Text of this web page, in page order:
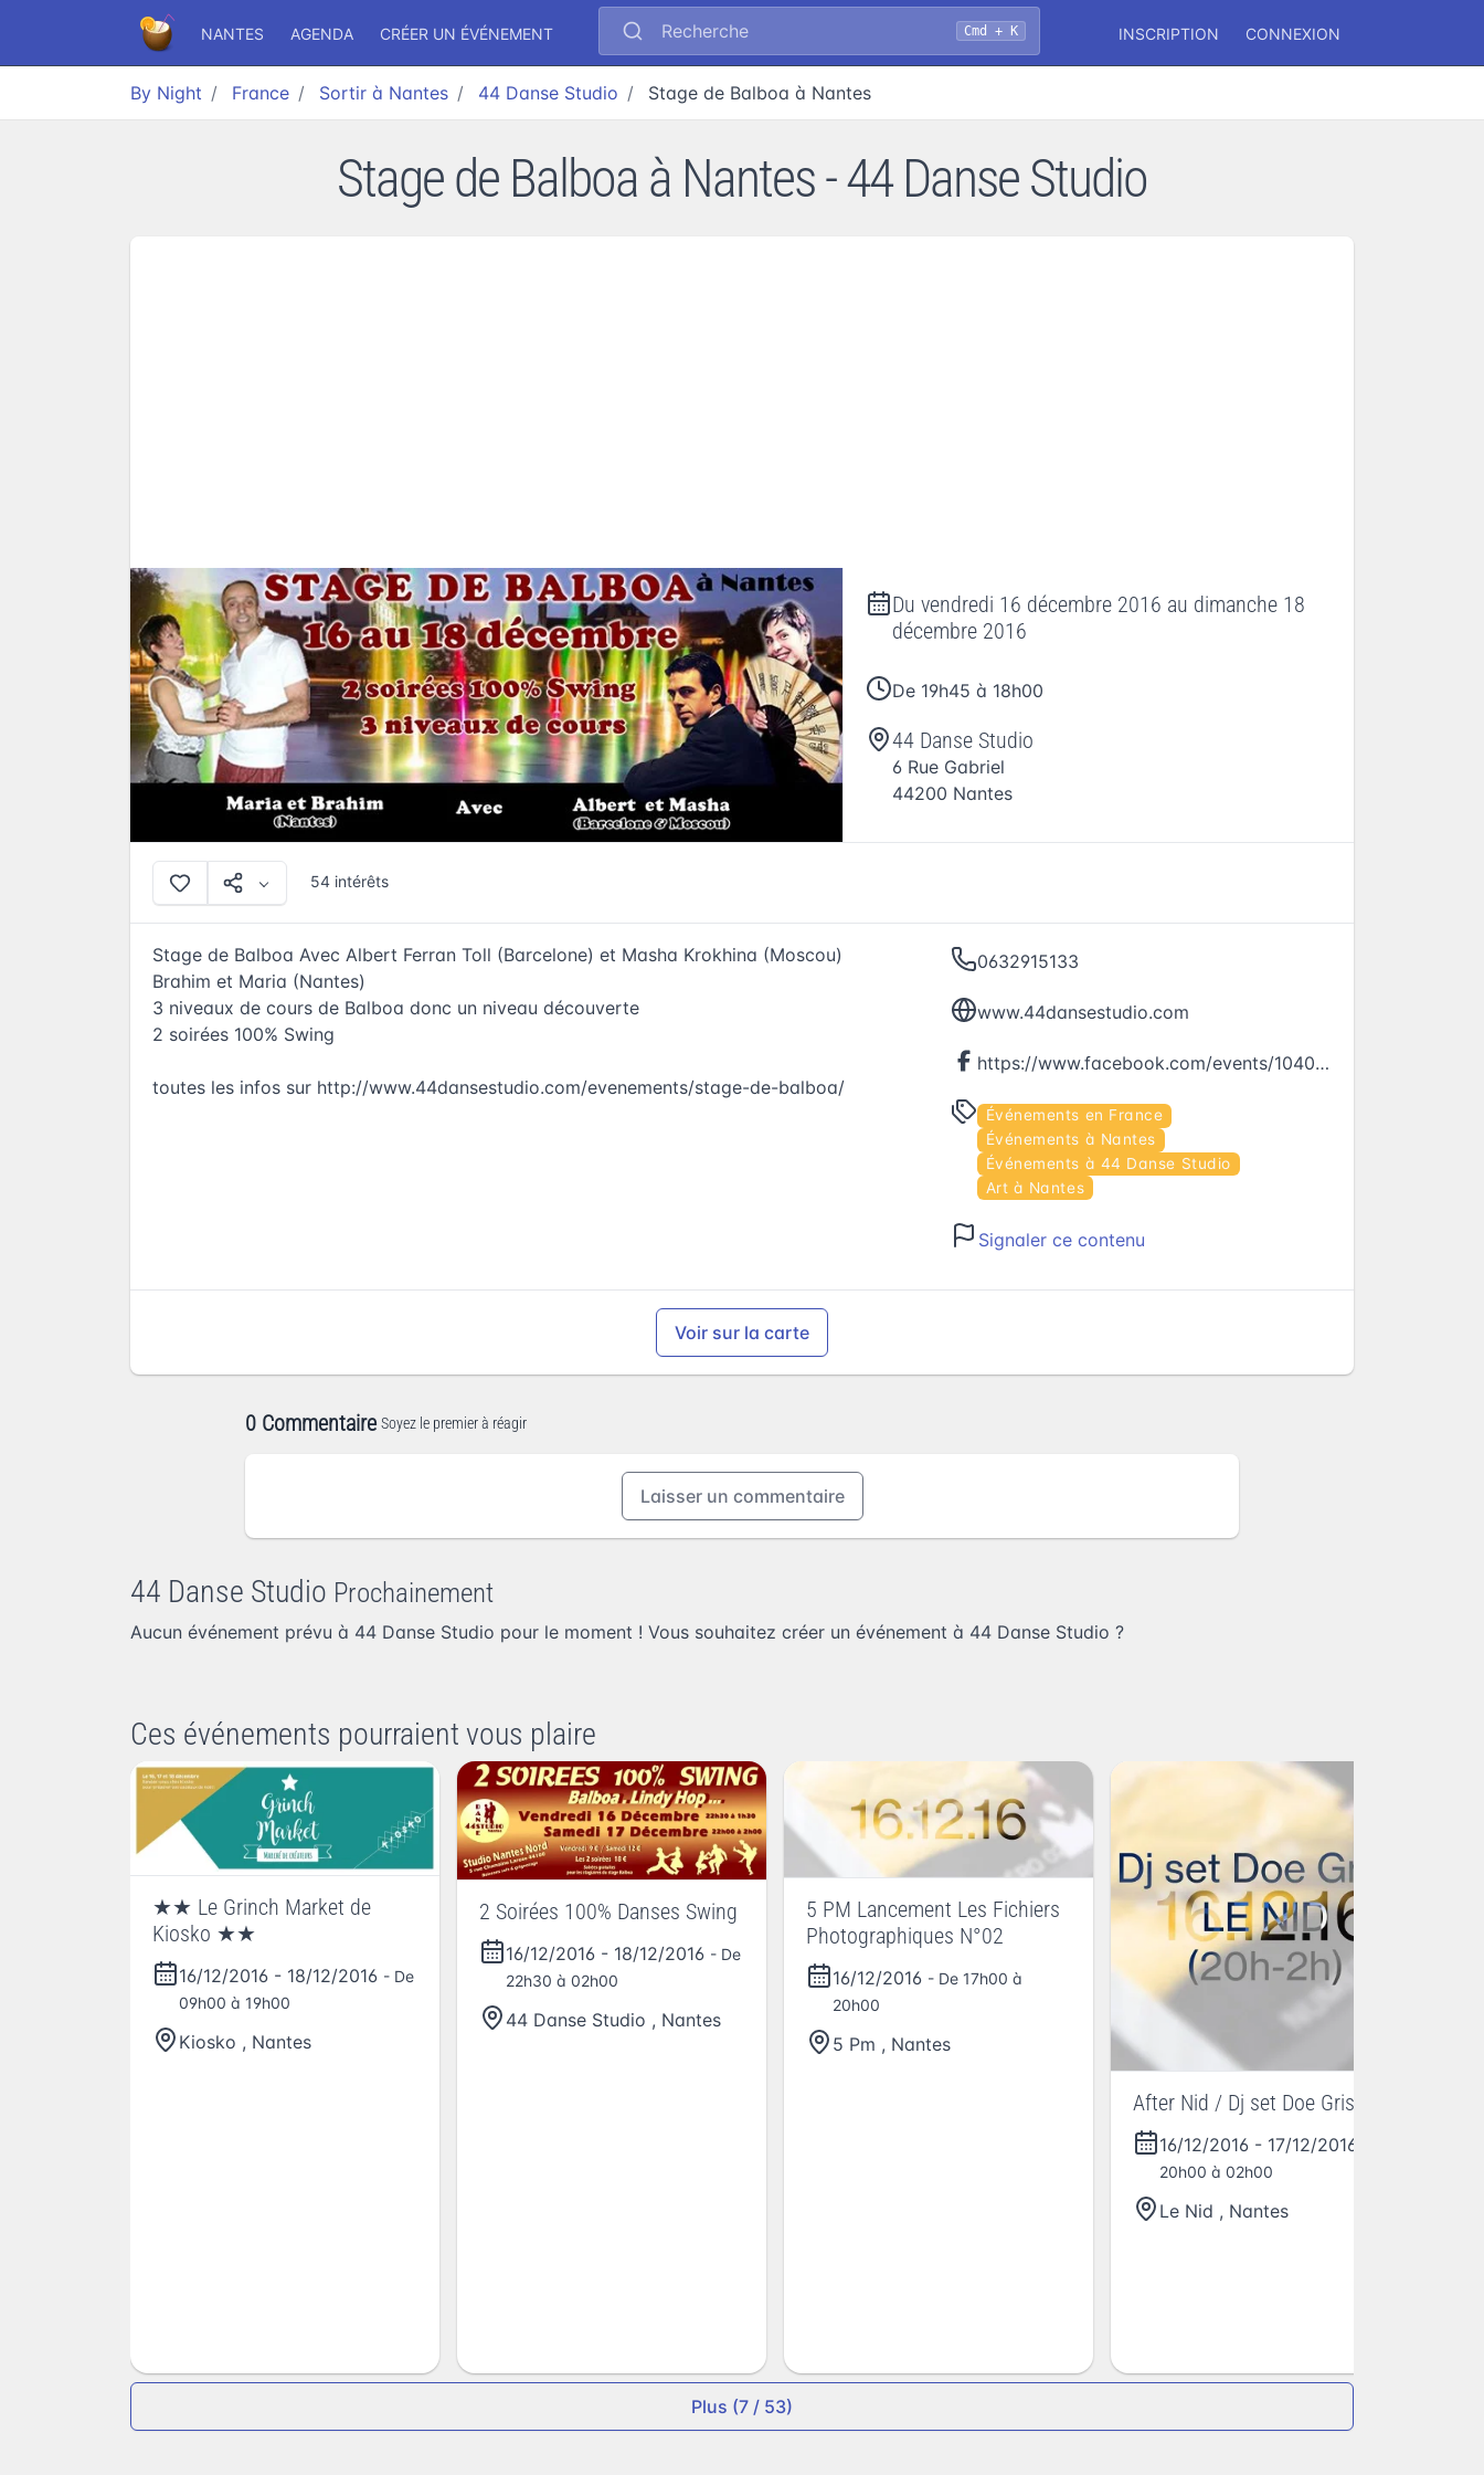
NANTES AGENDA CRÉER UN ÉVÉNEMENT Recherche Cmd + K INSCRIPTION CONNEXION
By Night France Sortir à Nantes 44 Danse Studio Stage de Balboa à Nantes
Stage de Balboa à Nantes - 44 Danse Studio
Duvendredi 16 décembre 2016 au dimanche 18
décembre 2016
De 19h45 à 18h00
44 Danse Studio
6 Rue Gabriel
44200 Nantes
54 intérêts
Stage de Balboa Avec Albert Ferran Toll (Barcelone) et Masha Krokhina (Moscou)
Brahim et Maria (Nantes)
3 niveaux de cours de Balboa donc un niveau découverte
2 soirées 100% Swing
toutes les infos sur http://www.44dansestudio.com/evenements/stage-de-balboa/
0632915133
www.44dansestudio.com
https://www.facebook.com/events/104026023349597
Événements en France
Événements à Nantes
Événements à 44 Danse Studio
Art à Nantes
Signaler ce contenu
Voir sur la carte
0 Commentaire Soyez le premier à réagir
Laisser un commentaire
44 Danse Studio Prochainement
Aucun événement prévu à 44 Danse Studio pour le moment ! Vous souhaitez créer un événement à 44 Danse Studio ?
Ces événements pourraient vous plaire
★★ Le Grinch Market de
Kiosko ★★
16/12/2016 - 18/12/2016 - De
09h00 à 19h00
Kiosko , Nantes
2 Soirées 100% Danses Swing
16/12/2016 - 18/12/2016 - De
22h30 à 02h00
44 Danse Studio , Nantes
5 PM Lancement Les Fichiers
Photographiques N°02
16/12/2016 - De 17h00 à
20h00
5 Pm , Nantes
After Nid / Dj set Doe Grise
16/12/2016 - 17/12/2016
20h00 à 02h00
Le Nid , Nantes
Plus (7 / 53)